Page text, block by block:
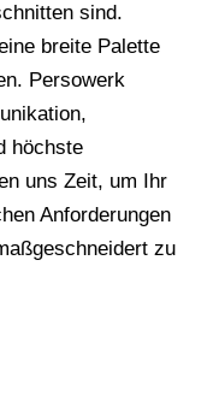
sind.
breite Palette
Persowerk
höchste
uns Zeit, um Ihr
Anforderungen
zu